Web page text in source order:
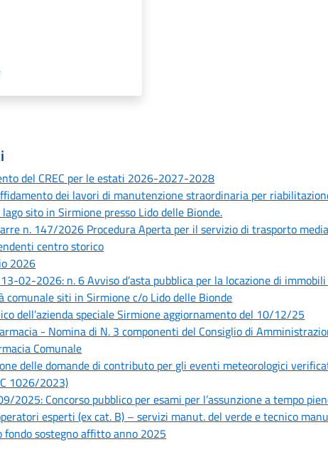
del CREC per le estati 2026-2027-2028
dei lavori di manutenzione straordinaria per
sito in Sirmione presso Lido delle Bionde.
n. 147/2026 Procedura Aperta per il servizio di trasporto
centro storico
2026
13-02-2026: n. 6 Avviso d’asta pubblica per la locazione di
comunale siti in Sirmione c/o Lido delle Bionde
dell’azienda speciale Sirmione aggiornamento del 10/12/25
- Nomina di N. 3 componenti del Consiglio di
Comunale
delle domande di contributo per gli eventi meteorologici
1026/2023)
2025: Concorso pubblico per esami per l’assunzione a tempo
esperti (ex cat. B) – servizi manut. del verde e tecnico
fondo sostegno affitto anno 2025